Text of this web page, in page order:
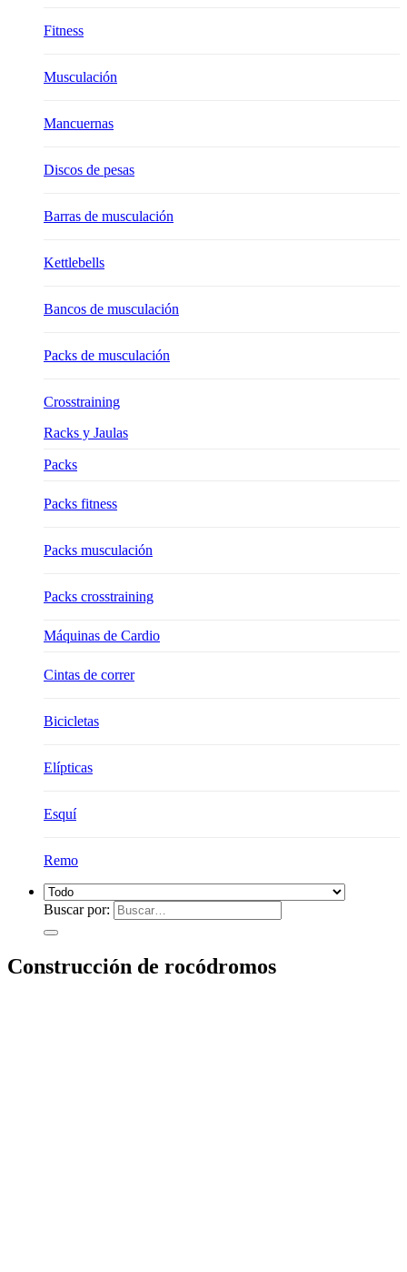
Fitness
Musculación
Mancuernas
Discos de pesas
Barras de musculación
Kettlebells
Bancos de musculación
Packs de musculación
Crosstraining
Racks y Jaulas
Packs
Packs fitness
Packs musculación
Packs crosstraining
Máquinas de Cardio
Cintas de correr
Bicicletas
Elípticas
Esquí
Remo
Buscar por:
Construcción de rocódromos